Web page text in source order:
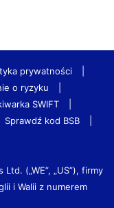
prywatności
o ryzyku
SWIFT
Sprawdź kod BSB
(„WE”, „US”), firmy
i Walii z numerem